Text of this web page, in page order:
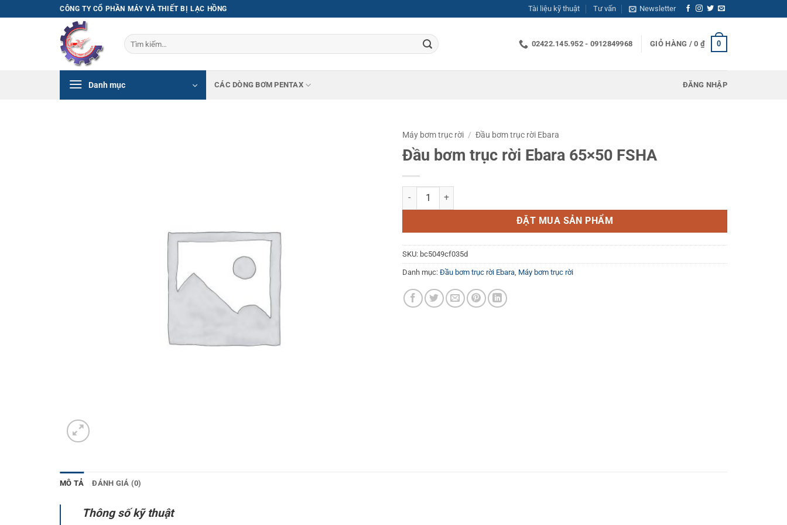
qua
CÔNG TY CỔ PHẦN MÁY VÀ THIẾT BỊ LẠC HỒNG Tài liệu kỹ thuật Tư vấn Newsletter
Tìm
kiếm:
02422.145.952 - 0912849968 GIỎ HÀNG /0 ₫ 0
Danh mục CÁC DÒNG BƠM PENTAX ĐĂNG NHẬP
Máy bơm trục rời / Đầu bơm trục rời Ebara
Đầu bơm trục rời Ebara 65×50 FSHA
Đầu bơm trục rời Ebara 65×50 FSHA số lượng
ĐẶT MUA SẢN PHẨM
SKU: bc5049cf035d
Danh mục: Đầu bơm trục rời Ebara Máy bơm trục rời
MÔ TẢ ĐÁNH GIÁ (0)
Thông số kỹ thuật